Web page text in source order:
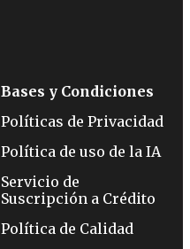
Bases y Condiciones
Políticas de Privacidad
Política de uso de la IA
Servicio de
Suscripción a Crédito
Política de Calidad